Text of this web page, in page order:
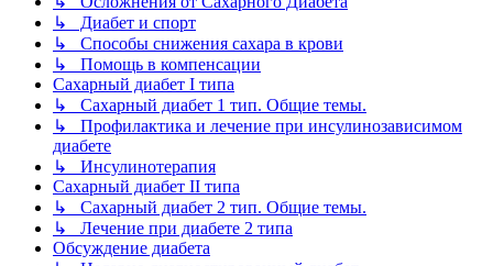
↳ Диабет и спорт
↳ Способы снижения сахара в крови
↳ Помощь в компенсации
Сахарный диабет I типа
↳ Сахарный диабет 1 тип. Общие темы.
↳ Профилактика и лечение при инсулинозависимом
диабете
↳ Инсулинотерапия
Сахарный диабет II типа
↳ Сахарный диабет 2 тип. Общие темы.
↳ Лечение при диабете 2 типа
Обсуждение диабета